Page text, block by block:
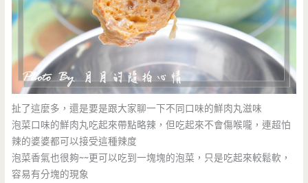
扯了這麼多，還是要是跟大家聊一下不同口味的鮮肉丸滋味
泡菜口味的鮮肉丸吃起來帶點略辣，但吃起來不會傷喉嚨，連超怕
辣的婆婆都可以接受這種辣度
泡菜香氣也很夠~~更可以吃到一塊塊的泡菜，只是吃起來較鬆軟，
容易有分塊的現象